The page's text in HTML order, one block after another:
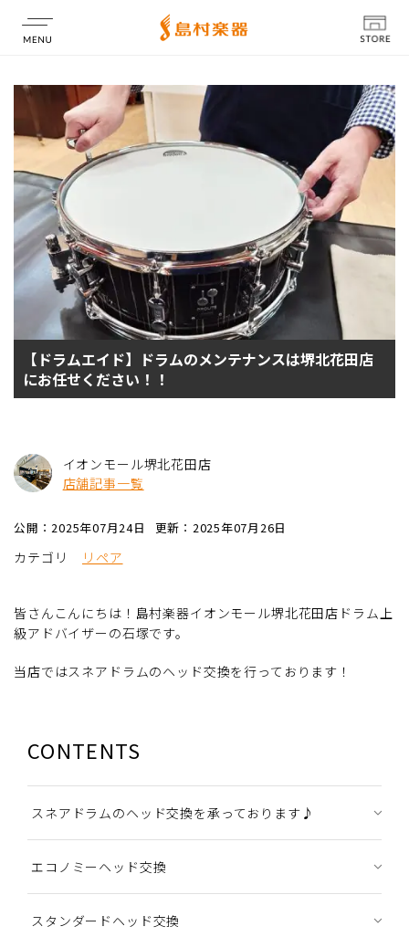
店舗情報
【ドラムエイド】ドラムのメンテナンスは堺北花田店
にお任せください！！
イオンモール堺北花田店
店舗記事一覧
公開：2025年07月24日 更新：2025年07月26日
カテゴリ リペア
皆さんこんにちは！島村楽器イオンモール堺北花田店ドラム上
級アドバイザーの石塚です。
当店ではスネアドラムのヘッド交換を行っております！
CONTENTS
スネアドラムのヘッド交換を承っております♪
エコノミーヘッド交換
スタンダードヘッド交換